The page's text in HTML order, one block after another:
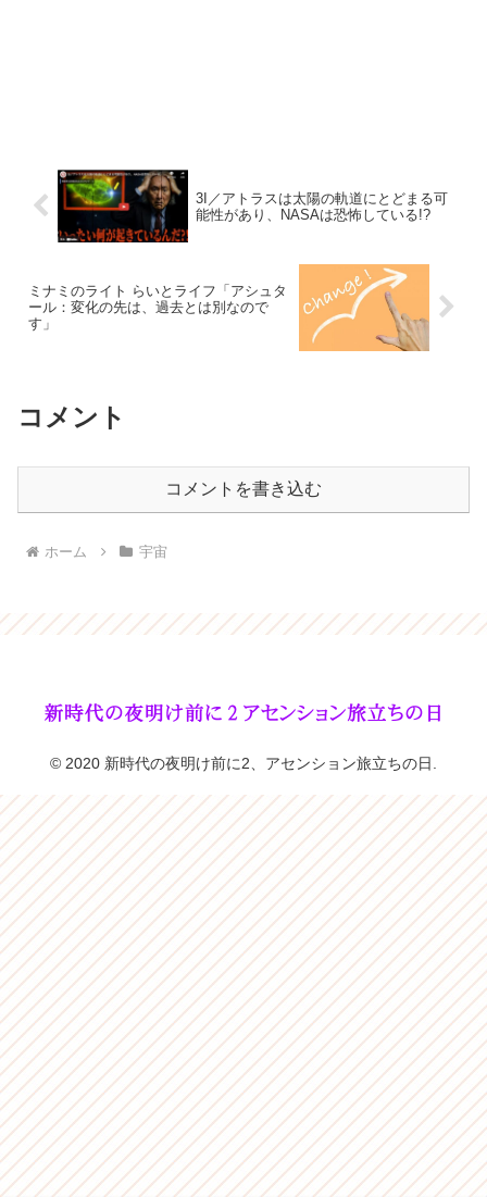
3I／アトラスは太陽の軌道にとどまる可
能性があり、NASAは恐怖している!?
ミナミのライト らいとライフ「アシュタ
ール：変化の先は、過去とは別なので
す」
コメント
コメントを書き込む
ホーム 宇宙
© 2020 新時代の夜明け前に2、アセンション旅立ちの日.